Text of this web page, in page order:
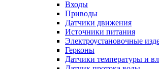
Входы
Приводы
Датчики движения
Источники питания
Электроустановочные
Герконы
Датчики температуры и